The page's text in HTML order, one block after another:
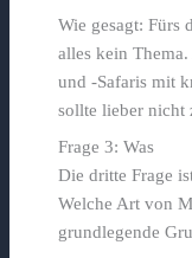
Wie gesagt: Fürs
alles kein
und -Safaris mit
sollte lieber nicht
Frage 3: Was
Die dritte Frage
Welche Art von
grundlegende